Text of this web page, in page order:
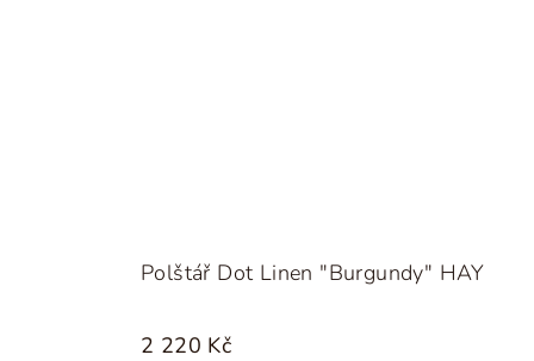
Polštář Dot Linen "Burgundy" HAY
2 220 Kč